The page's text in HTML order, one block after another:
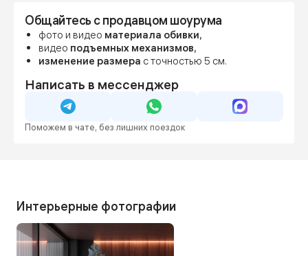
готовности.
Фиксируем цену сразу, даже если мебель
понадобится позже — чтобы вы были уверены в
бюджете и сроках.
Общайтесь с продавцом шоурума
фото и видео материала обивки,
видео подъемных механизмов,
изменение размера с точностью 5 см.
Написать в мессенджер
Поможем в чате, без лишних поездок
Интерьерные фотографии